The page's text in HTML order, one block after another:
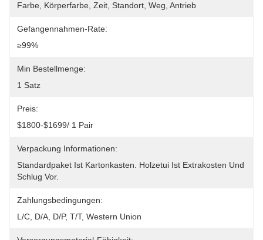
Farbe, Körperfarbe, Zeit, Standort, Weg, Antrieb
Gefangennahmen-Rate:
≥99%
Min Bestellmenge:
1 Satz
Preis:
$1800-$1699/ 1 Pair
Verpackung Informationen:
Standardpaket Ist Kartonkasten. Holzetui Ist Extrakosten Und
Schlug Vor.
Zahlungsbedingungen:
L/C, D/A, D/P, T/T, Western Union